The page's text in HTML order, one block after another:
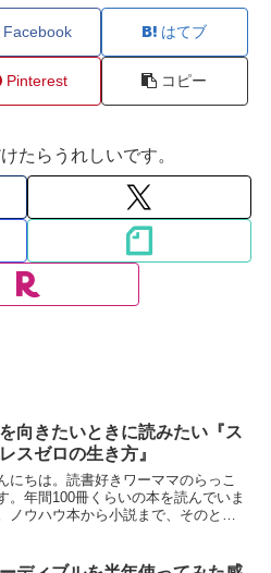
Facebook はてブ
Pinterest コピー
たらうれしいです。
向きたいときに読みたい『ス
レスゼロの生き方』
にちは。読書好きワーママのらっこ
。年間100冊くらいの本を読んでいま
ノウハウ本から小説まで、そのとき
なかったときに衝動的に買った本が